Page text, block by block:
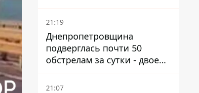
21:19
Днепропетровщина
подверглась почти 50
обстрелам за сутки - двое
погибших, шесть
пострадавших
21:07